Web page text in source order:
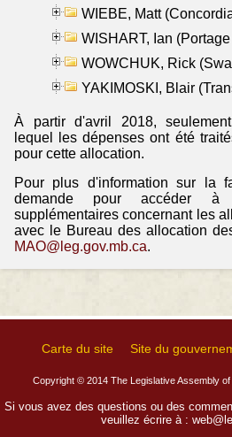
WIEBE, Matt
WISHART, Ian
WOWCHUK, Rick
YAKIMOSKI, Blair
À partir d'avril 2018,
lequel les dépenses ont été
pour cette allocation.
Pour plus d'information sur la
demande pour accéder à
supplémentaires concernant les
avec le Bureau des allocation
MAO@leg.gov.mb.ca.
Carte du site Site du
Copyright © 2014 The Legislative Assembly of
Si vous avez des questions ou des
veuillez écrire à :